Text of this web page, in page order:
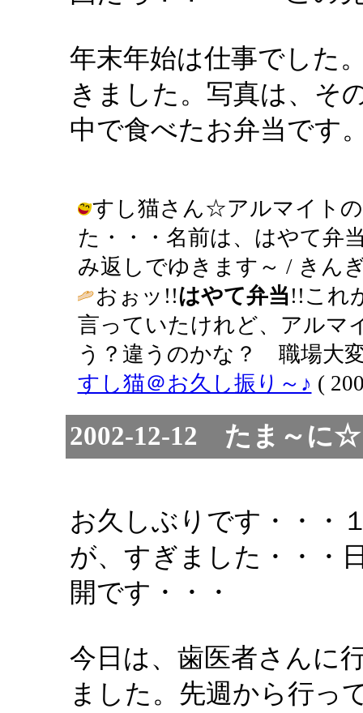
年末年始は仕事でした
きました。写真は、そ
中で食べたお弁当です
すし猫さん☆アルマイト
た・・・名前は、はやて弁
み返しでゆきます～ / きん
おぉッ!!はやて弁当!!これ
言っていたけれど、アルマ
う？違うのかな？ 職場大
すし猫＠お久し振り～♪ (
2002-12-12 たま～
お久しぶりです・・・
が、すぎました・・・
開です・・・
今日は、歯医者さんに
ました。先週から行っ